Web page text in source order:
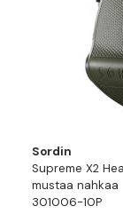
Sordin
Supreme X2
mustaa nahkaa
301006-10P